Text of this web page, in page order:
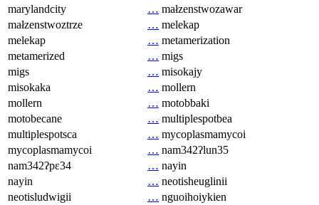
marylandcity
… małzenstwozawar
małzenstwoztrze
… melekap
melekap
… metamerization
metamerized
… migs
migs
… misokajy
misokaka
… mollern
mollern
… motobbaki
motobecane
… multiplespotbea
multiplespotsca
… mycoplasmamycoi
mycoplasmamycoi
… nam342ʔlun35
nam342ʔpɛ34
… nayin
nayin
… neotisheuglinii
neotisludwigii
… nguoihoiykien